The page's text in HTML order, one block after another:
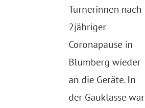
Turnerinnen nach
2jähriger
Coronapause in
Blumberg wieder
an die Geräte. In
der Gauklasse war